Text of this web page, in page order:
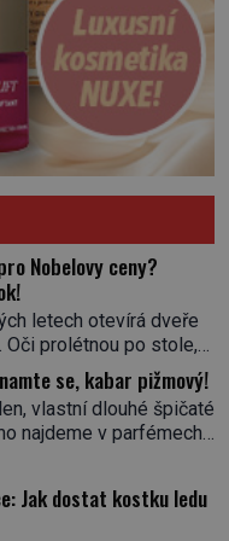
Nobelovy ceny?
letech otevírá dveře
Oči prolétnou po stole,
regálu, kde se nachází
Hledá žluto-oranžovou
ji zahlédne, nesmírně
může svůj plán
lučavka
přídomek nemá pro nic
se, kabar pižmový!
vlastní dlouhé špičaté
najdeme v parfémech
zvířecí říše – kabara
ho jako první
Jak dostat kostku ledu